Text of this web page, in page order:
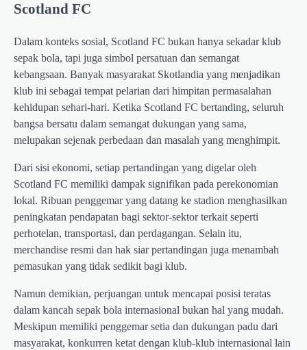
Scotland FC
Dalam konteks sosial, Scotland FC bukan hanya sekadar klub
sepak bola, tapi juga simbol persatuan dan semangat
kebangsaan. Banyak masyarakat Skotlandia yang menjadikan
klub ini sebagai tempat pelarian dari himpitan permasalahan
kehidupan sehari-hari. Ketika Scotland FC bertanding, seluruh
bangsa bersatu dalam semangat dukungan yang sama,
melupakan sejenak perbedaan dan masalah yang menghimpit.
Dari sisi ekonomi, setiap pertandingan yang digelar oleh
Scotland FC memiliki dampak signifikan pada perekonomian
lokal. Ribuan penggemar yang datang ke stadion menghasilkan
peningkatan pendapatan bagi sektor-sektor terkait seperti
perhotelan, transportasi, dan perdagangan. Selain itu,
merchandise resmi dan hak siar pertandingan juga menambah
pemasukan yang tidak sedikit bagi klub.
Namun demikian, perjuangan untuk mencapai posisi teratas
dalam kancah sepak bola internasional bukan hal yang mudah.
Meskipun memiliki penggemar setia dan dukungan padu dari
masyarakat, konkurren ketat dengan klub-klub internasional lain